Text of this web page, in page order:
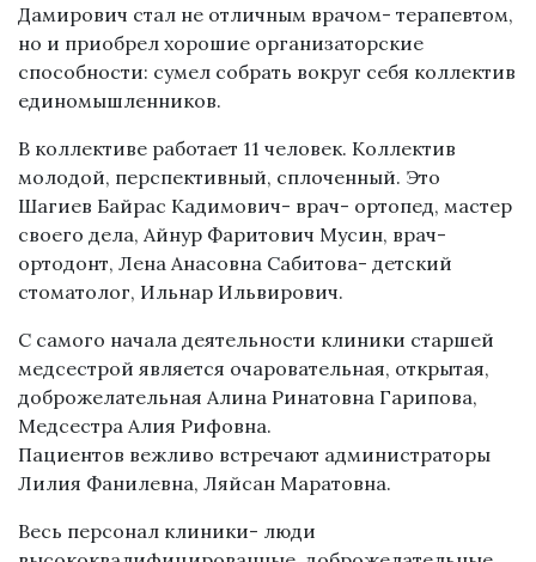
Дамирович стал не отличным врачом- терапевтом,
но и приобрел хорошие организаторские
способности: сумел собрать вокруг себя коллектив
единомышленников.
В коллективе работает 11 человек. Коллектив
молодой, перспективный, сплоченный. Это
Шагиев Байрас Кадимович- врач- ортопед, мастер
своего дела, Айнур Фаритович Мусин, врач-
ортодонт, Лена Анасовна Сабитова- детский
стоматолог, Ильнар Ильвирович.
С самого начала деятельности клиники старшей
медсестрой является очаровательная, открытая,
доброжелательная Алина Ринатовна Гарипова,
Медсестра Алия Рифовна.
Пациентов вежливо встречают администраторы
Лилия Фанилевна, Ляйсан Маратовна.
Весь персонал клиники- люди